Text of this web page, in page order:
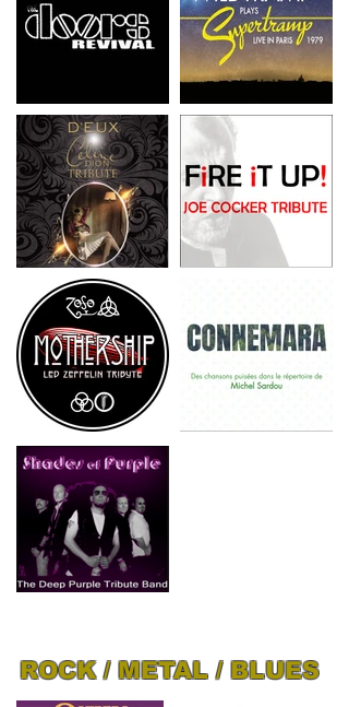
ROCK / METAL / BLUES